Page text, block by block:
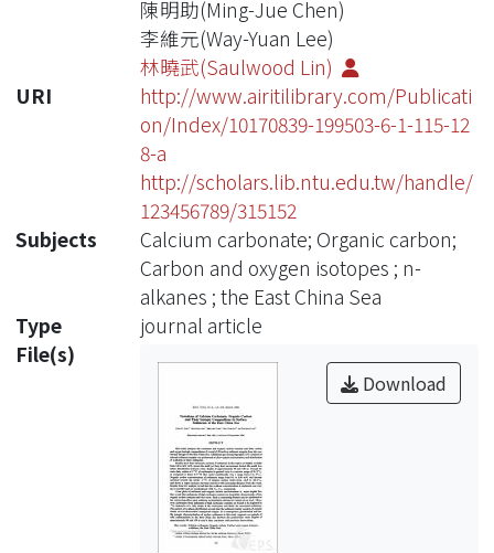
陳明助(Ming-Jue Chen)
李維元(Way-Yuan Lee)
林曉武(Saulwood Lin)
URI
http://www.airitilibrary.com/Publicati
on/Index/10170839-199503-6-1-115-12
8-a
http://scholars.lib.ntu.edu.tw/handle/
123456789/315152
Subjects
Calcium carbonate; Organic carbon;
Carbon and oxygen isotopes ; n-
alkanes ; the East China Sea
Type
journal article
File(s)
Download